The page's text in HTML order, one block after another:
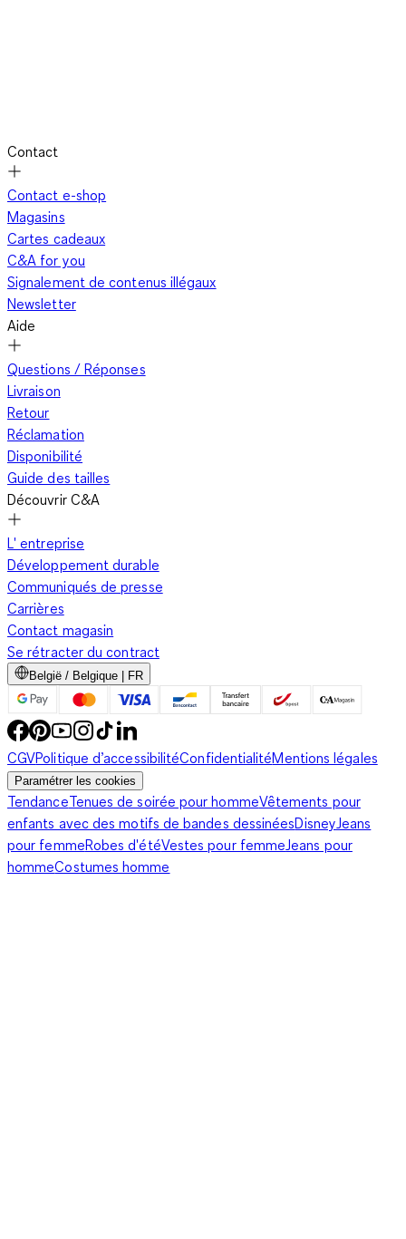
Contact
Contact e-shop
Magasins
Cartes cadeaux
C&A for you
Signalement de contenus illégaux
Newsletter
Aide
Questions / Réponses
Livraison
Retour
Réclamation
Disponibilité
Guide des tailles
Découvrir C&A
L' entreprise
Développement durable
Communiqués de presse
Carrières
Contact magasin
Se rétracter du contract
België / Belgique | FR
CGVPolitique d’accessibilitéConfidentialitéMentions légales
Paramétrer les cookies
TendanceTenues de soirée pour hommeVêtements pour
enfants avec des motifs de bandes dessinéesDisneyJeans
pour femmeRobes d'étéVestes pour femmeJeans pour
hommeCostumes homme